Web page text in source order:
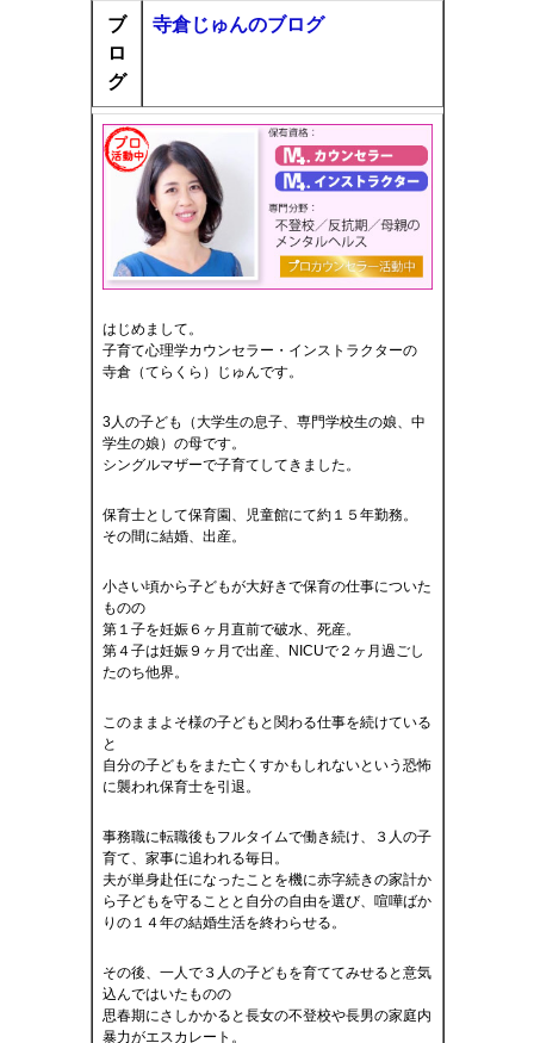
ブ
ロ
グ
寺倉じゅんのブログ
はじめまして。
子育て心理学カウンセラー・インストラクターの
寺倉（てらくら）じゅんです。
3人の子ども（大学生の息子、専門学校生の娘、中
学生の娘）の母です。
シングルマザーで子育てしてきました。
保育士として保育園、児童館にて約１５年勤務。
その間に結婚、出産。
小さい頃から子どもが大好きで保育の仕事についた
ものの
第１子を妊娠６ヶ月直前で破水、死産。
第４子は妊娠９ヶ月で出産、NICUで２ヶ月過ごし
たのち他界。
このままよそ様の子どもと関わる仕事を続けている
と
自分の子どもをまた亡くすかもしれないという恐怖
に襲われ保育士を引退。
事務職に転職後もフルタイムで働き続け、３人の子
育て、家事に追われる毎日。
夫が単身赴任になったことを機に赤字続きの家計か
ら子どもを守ることと自分の自由を選び、喧嘩ばか
りの１４年の結婚生活を終わらせる。
その後、一人で３人の子どもを育ててみせると意気
込んではいたものの
思春期にさしかかると長女の不登校や長男の家庭内
暴力がエスカレート。